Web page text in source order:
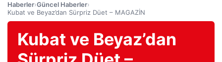
Haberler›Güncel Haberler›
Kubat ve Beyaz’dan Sürpriz Düet – MAGAZİN
Kubat ve Beyaz’dan